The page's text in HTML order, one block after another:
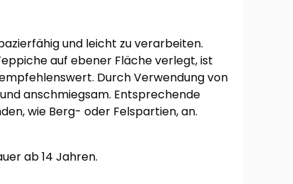
und leicht zu verarbeiten.
auf ebener Fläche verlegt, ist
Durch Verwendung von
anschmiegsam. Entsprechende
wie Berg- oder Felspartien, an.
ab 14 Jahren.